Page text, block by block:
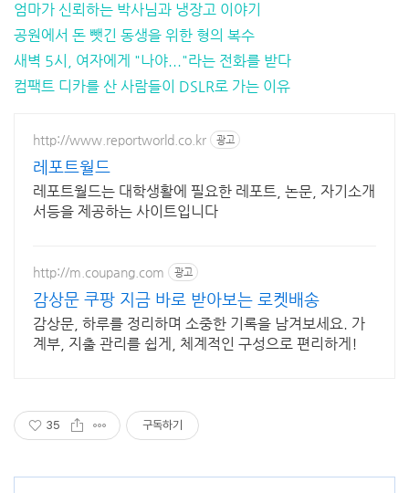
엄마가 신뢰하는 박사님과 냉장고 이야기
공원에서 돈 뺏긴 동생을 위한 형의 복수
새벽 5시, 여자에게 "나야..."라는 전화를 받다
컴팩트 디카를 산 사람들이 DSLR로 가는 이유
http://www.reportworld.co.kr 광고
레포트월드
레포트월드는 대학생활에 필요한 레포트, 논문, 자기소개
서등을 제공하는 사이트입니다
http://m.coupang.com 광고
감상문 쿠팡 지금 바로 받아보는 로켓배송
감상문, 하루를 정리하며 소중한 기록을 남겨보세요. 가
계부, 지출 관리를 쉽게, 체계적인 구성으로 편리하게!
35 구독하기